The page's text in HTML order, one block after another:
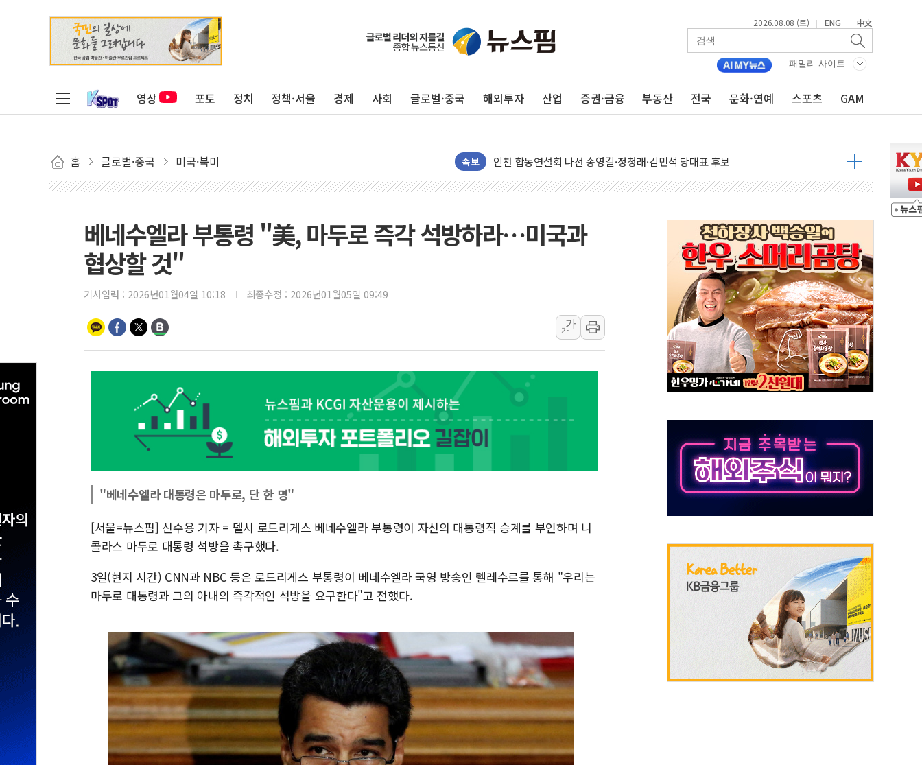
2026.08.08 (토) | ENG | 中文
패밀리 사이트
영상 포토 정치 정책·서울 경제 사회 글로벌·중국 해외투자 산업 증권·금융 부동산 전국 문화·연예 스포츠 GAM
홈 글로벌·중국 미국·북미 속보
울진·영덕 '호우특보'-포항 '산사태 주의보'...경북도, 호우 피해·통제구간 없어
[종합] 김민석, 정청래에 '0.86%p' 차 재역전 성공...金 45.42% vs 鄭 44.56%
김민석, 2주차 제주·인천 경선서 정청래에 승리...47.75% vs 42.08%
인사하는 김민석 당대표 후보
[속보] 민주, 인천 경선 결과 발표...김민석 45.09% 정청래 43.27% 송영길 11.63%
[속보] 민주, 제주 경선 결과 발표...김민석 52.64% 정청래 39.89% 송영길 7.47%
美, 이란전 출구전략 만지작…공습 한계·탄약 부족 현실화
강릉·동해·삼척 시간당 최대 50㎜ 폭우…강원 동해안 강한 비 이어져
폐기물 수거하다 참변…60대 환경미화원 수거차에 치여 사망
서울 중랑구 주택가서 흉기 난동…60대 남성 2명 숨져
李대통령 "결혼 때문에 손해 보는 일 없게"…'결혼 페널티' 22개 과제 손본다
여수 오동도 인근 해상서 모터보트 전복…1명 사망·1명 실종
인천서 말다툼 중 어머니 흉기 살해 10대 아들 체포
'화합' 꺼낸 김민석에 '뻔뻔' 받아친 정청래…제주 연설서 신경전 고조
李대통령, ISA 개편 재검토 지시…與 "적극 환영"·野 "졸속 국정"
베네수엘라 부통령 "美, 마두로 즉각 석방하라…미국과
협상할 것"
기사입력 : 2026년01월04일 10:18 최종수정 : 2026년01월05일 09:49
가
가
"베네수엘라 대통령은 마두로, 단 한 명"
[서울=뉴스핌] 신수용 기자 = 델시 로드리게스 베네수엘라 부통령이 자신의 대통령직 승계를 부인하며 니
콜라스 마두로 대통령 석방을 촉구했다.
3일(현지 시간) CNN과 NBC 등은 로드리게스 부통령이 베네수엘라 국영 방송인 텔레수르를 통해 "우리는
마두로 대통령과 그의 아내의 즉각적인 석방을 요구한다"고 전했다.